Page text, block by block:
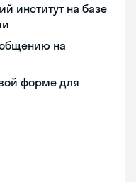
институт на базе
на
форме для